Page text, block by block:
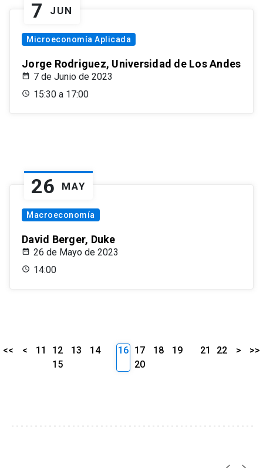
7 JUN
Microeconomía Aplicada
Jorge Rodriguez, Universidad de Los Andes
7 de Junio de 2023
15:30 a 17:00
26 MAY
Macroeconomía
David Berger, Duke
26 de Mayo de 2023
14:00
<< < 11 12 13
14
15
16 17 18
19
20
21 22 > >>